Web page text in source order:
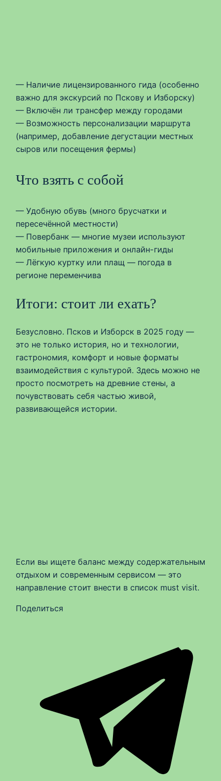
— Наличие лицензированного гида (особенно
важно для экскурсий по Пскову и Изборску)
— Включён ли трансфер между городами
— Возможность персонализации маршрута
(например, добавление дегустации местных
сыров или посещения фермы)
Что взять с собой
— Удобную обувь (много брусчатки и
пересечённой местности)
— Повербанк — многие музеи используют
мобильные приложения и онлайн-гиды
— Лёгкую куртку или плащ — погода в
регионе переменчива
Итоги: стоит ли ехать?
Безусловно. Псков и Изборск в 2025 году —
это не только история, но и технологии,
гастрономия, комфорт и новые форматы
взаимодействия с культурой. Здесь можно не
просто посмотреть на древние стены, а
почувствовать себя частью живой,
развивающейся истории.
Если вы ищете баланс между содержательным
отдыхом и современным сервисом — это
направление стоит внести в список must visit.
Поделиться